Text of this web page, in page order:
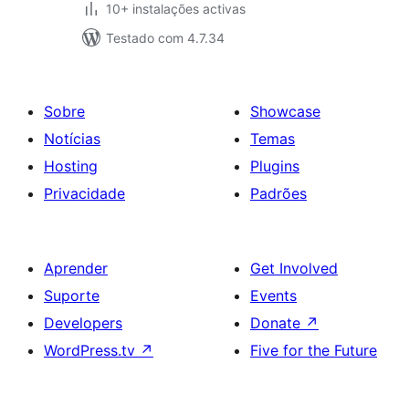
10+ instalações activas
Testado com 4.7.34
Sobre
Notícias
Hosting
Privacidade
Showcase
Temas
Plugins
Padrões
Aprender
Suporte
Developers
WordPress.tv ↗
Get Involved
Events
Donate ↗
Five for the Future